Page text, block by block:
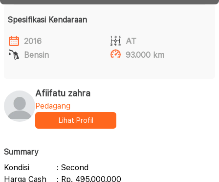
Spesifikasi Kendaraan
2016
AT
Bensin
93.000 km
Afiifatu zahra
Pedagang
Lihat Profil
Summary
Kondisi
: Second
Harga Cash
: Rp. 495.000.000